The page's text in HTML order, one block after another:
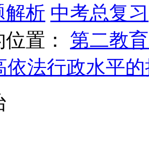
解析 中考总复习
置： 第二教
依法行政水平